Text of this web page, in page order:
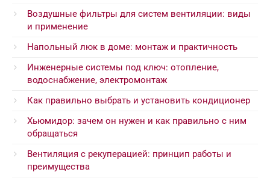
Воздушные фильтры для систем вентиляции: виды
и применение
Напольный люк в доме: монтаж и практичность
Инженерные системы под ключ: отопление,
водоснабжение, электромонтаж
Как правильно выбрать и установить кондиционер
Хьюмидор: зачем он нужен и как правильно с ним
обращаться
Вентиляция с рекуперацией: принцип работы и
преимущества